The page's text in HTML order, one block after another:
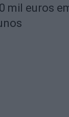
mil euros